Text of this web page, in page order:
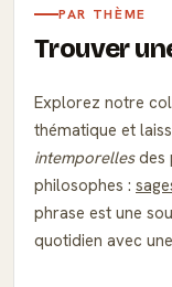
PAR THÈME
Trouver
Explorez notre
thématique et
intemporellesdes
philosophes :
phrase est une
quotidien avec